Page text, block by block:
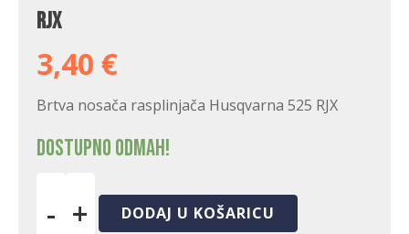
RJX
3,40 €
Brtva nosača rasplinjača Husqvarna 525 RJX
Dostupno odmah!
- + DODAJ U KOŠARICU